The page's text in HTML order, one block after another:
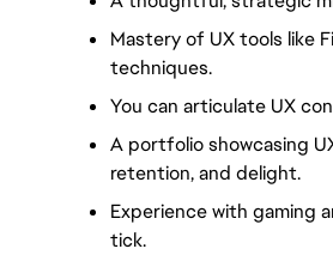
Mastery of UX tools like
techniques.
You can articulate UX
A portfolio showcasing
retention, and delight.
Experience with gaming
tick.